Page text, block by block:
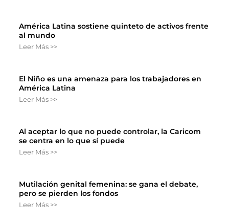
América Latina sostiene quinteto de activos frente
al mundo
Leer Más >>
El Niño es una amenaza para los trabajadores en
América Latina
Leer Más >>
Al aceptar lo que no puede controlar, la Caricom
se centra en lo que sí puede
Leer Más >>
Mutilación genital femenina: se gana el debate,
pero se pierden los fondos
Leer Más >>